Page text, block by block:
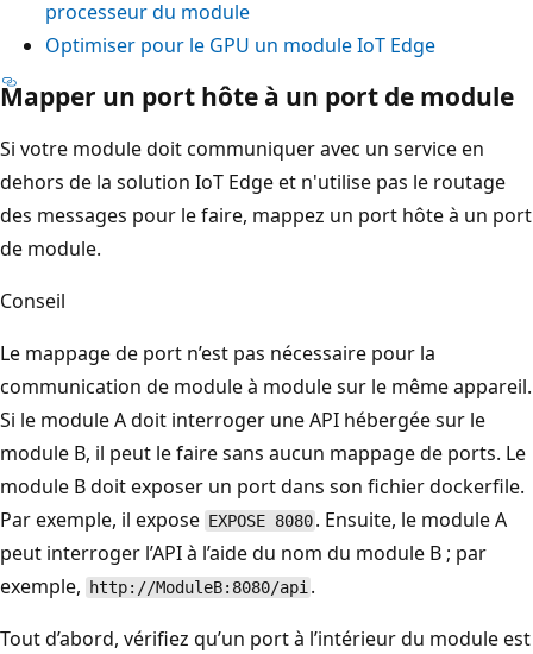
processeur du module
Optimiser pour le GPU un module IoT Edge
Mapper un port hôte à un port de module
Si votre module doit communiquer avec un service en
dehors de la solution IoT Edge et n'utilise pas le routage
des messages pour le faire, mappez un port hôte à un port
de module.
Conseil
Le mappage de port n’est pas nécessaire pour la
communication de module à module sur le même appareil.
Si le module A doit interroger une API hébergée sur le
module B, il peut le faire sans aucun mappage de ports. Le
module B doit exposer un port dans son fichier dockerfile.
Par exemple, il expose EXPOSE 8080 . Ensuite, le module A
peut interroger l’API à l’aide du nom du module B ; par
exemple,
http://ModuleB:8080/api .
Tout d’abord, vérifiez qu’un port à l’intérieur du module est